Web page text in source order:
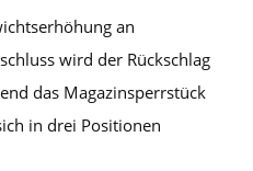
an
wird der Rückschlag
das Magazinsperrstück
in drei Positionen